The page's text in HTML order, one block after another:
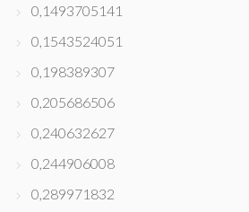
0,1493705141
0,1543524051
0,198389307
0,205686506
0,240632627
0,244906008
0,289971832